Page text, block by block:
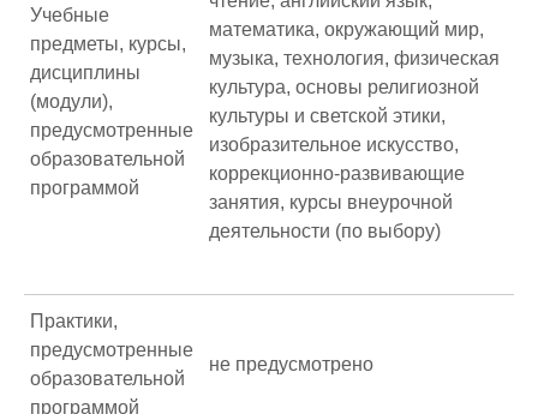
Учебные
предметы, курсы,
дисциплины
(модули),
предусмотренные
образовательной
программой
математика, окружающий мир,
музыка, технология, физическая
культура, основы религиозной
культуры и светской этики,
изобразительное искусство,
коррекционно-развивающие
занятия, курсы внеурочной
деятельности (по выбору)
Практики,
предусмотренные
образовательной
программой
не предусмотрено